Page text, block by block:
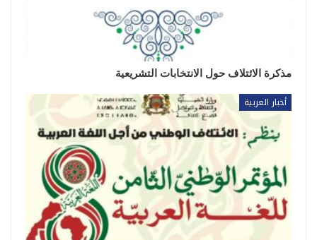
مذكرة الائتلاف حول الانتخابات التشريعية
أخبار العربية